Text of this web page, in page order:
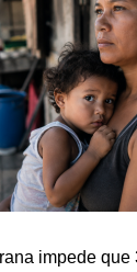
impede que